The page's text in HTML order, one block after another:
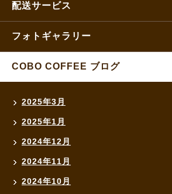
配送サービス
フォトギャラリー
COBO COFFEE ブログ
2025年3月
2025年1月
2024年12月
2024年11月
2024年10月